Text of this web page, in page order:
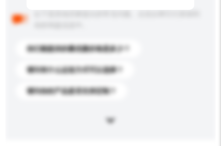
你们能提供的最优惠价格是多少？
请问有什么运送方式可以选择？
请问你的产品是否支持定制？